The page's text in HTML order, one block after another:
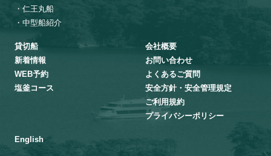
・仁王丸船
・中型船紹介
貸切船
新着情報
WEB予約
塩釜コース
会社概要
お問い合わせ
よくあるご質問
安全方針・安全管理規定
ご利用規約
プライバシーポリシー
English